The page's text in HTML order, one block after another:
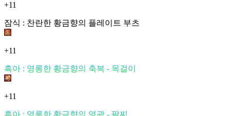
+11
잠식 : 찬란한 황금향의 플레이트 부츠
+11
흑아 : 영롱한 황금향의 축복 - 목걸이
+11
흑아 : 영롱한 황금향의 영광 - 팔찌